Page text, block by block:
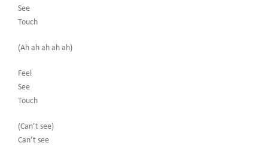
See
Touch
(Ah ah ah ah ah)
Feel
See
Touch
(Can’t see)
Can’t see